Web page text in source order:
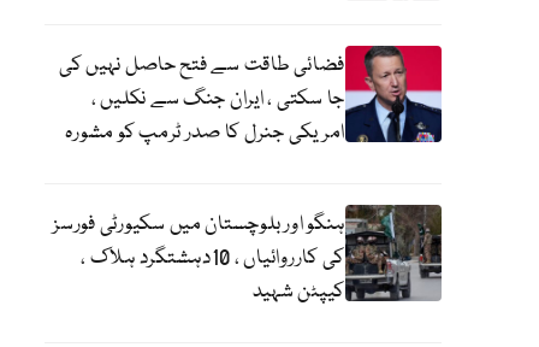
فضائی طاقت سے فتح حاصل نہیں کی
جا سکتی ، ایران جنگ سے نکلیں ،
امریکی جنرل کا صدر ٹرمپ کو مشورہ
ہنگو اور بلوچستان میں سکیورٹی فورسز
کی کارروائیاں ، 10دہشتگرد ہلاک ،
کیپٹن شہید